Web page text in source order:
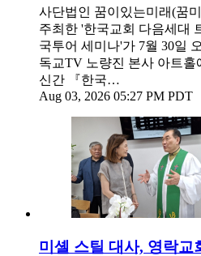
사단법인 꿈이있는미래(꿈
주최한 '한국교회 다음세대
국투어 세미나'가 7월 30일
독교TV 노량진 본사 아트
신간 『한국…
Aug 03, 2026 05:27 PM PDT
미셸 스틸 대사, 영락교